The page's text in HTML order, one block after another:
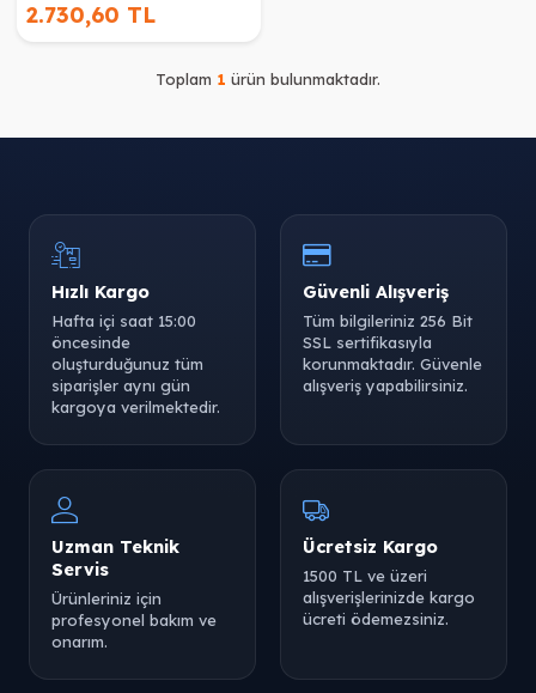
2.730,60 TL
Toplam 1 ürün bulunmaktadır.
Hızlı Kargo
Hafta içi saat 15:00
öncesinde
oluşturduğunuz tüm
siparişler aynı gün
kargoya verilmektedir.
Güvenli Alışveriş
Tüm bilgileriniz 256 Bit
SSL sertifikasıyla
korunmaktadır. Güvenle
alışveriş yapabilirsiniz.
Uzman Teknik
Servis
Ürünleriniz için
profesyonel bakım ve
onarım.
Ücretsiz Kargo
1500 TL ve üzeri
alışverişlerinizde kargo
ücreti ödemezsiniz.